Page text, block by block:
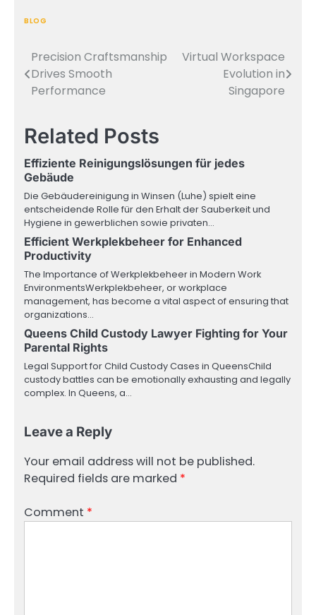
BLOG
Post
navigation
Precision Craftsmanship
Drives Smooth
Performance
Virtual Workspace
Evolution in
Singapore
Related Posts
Effiziente Reinigungslösungen für jedes
Gebäude
Die Gebäudereinigung in Winsen (Luhe) spielt eine
entscheidende Rolle für den Erhalt der Sauberkeit und
Hygiene in gewerblichen sowie privaten…
Efficient Werkplekbeheer for Enhanced
Productivity
The Importance of Werkplekbeheer in Modern Work
EnvironmentsWerkplekbeheer, or workplace
management, has become a vital aspect of ensuring that
organizations…
Queens Child Custody Lawyer Fighting for Your
Parental Rights
Legal Support for Child Custody Cases in QueensChild
custody battles can be emotionally exhausting and legally
complex. In Queens, a…
Leave a Reply
Your email address will not be published.
Required fields are marked *
Comment *